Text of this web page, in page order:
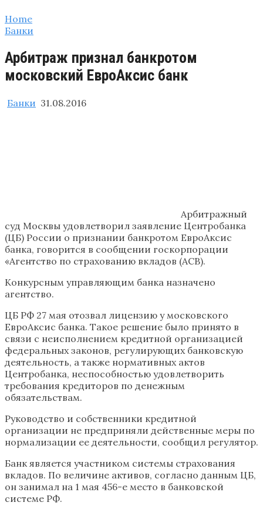
Home
Банки
Арбитраж признал банкротом
московский ЕвроАксис банк
Банки 31.08.2016
Арбитражный
суд Москвы удовлетворил заявление Центробанка
(ЦБ) России о признании банкротом ЕвроАксис
банка, говорится в сообщении госкорпорации
«Агентство по страхованию вкладов (АСВ).
Конкурсным управляющим банка назначено
агентство.
ЦБ РФ 27 мая отозвал лицензию у московского
ЕвроАксис банка. Такое решение было принято в
связи с неисполнением кредитной организацией
федеральных законов, регулирующих банковскую
деятельность, а также нормативных актов
Центробанка, неспособностью удовлетворить
требования кредиторов по денежным
обязательствам.
Руководство и собственники кредитной
организации не предприняли действенные меры по
нормализации ее деятельности, сообщил регулятор.
Банк является участником системы страхования
вкладов. По величине активов, согласно данным ЦБ,
он занимал на 1 мая 456-е место в банковской
системе РФ.